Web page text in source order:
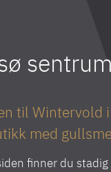
sentrum
til Wintervold
med
finner du